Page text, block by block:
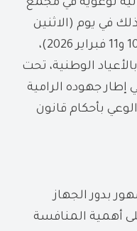
توعوية في مجمع
على مدى 3 أيام وذلك في يوم (الاثنين
والثلاثاء والاربعاء) الموافق (9 و10 و11 فبراير 2026)،
الوطنية، تحت
جهوده الرامية
بأحكام قانون
بدور الجهاز
أهمية المنافسة